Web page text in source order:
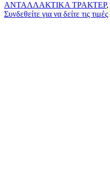
ΑΝΤΑΛΛΑΚΤΙΚΑ ΤΡΑΚΤΕΡ,
Συνδεθείτε για να δείτε τις τιμές